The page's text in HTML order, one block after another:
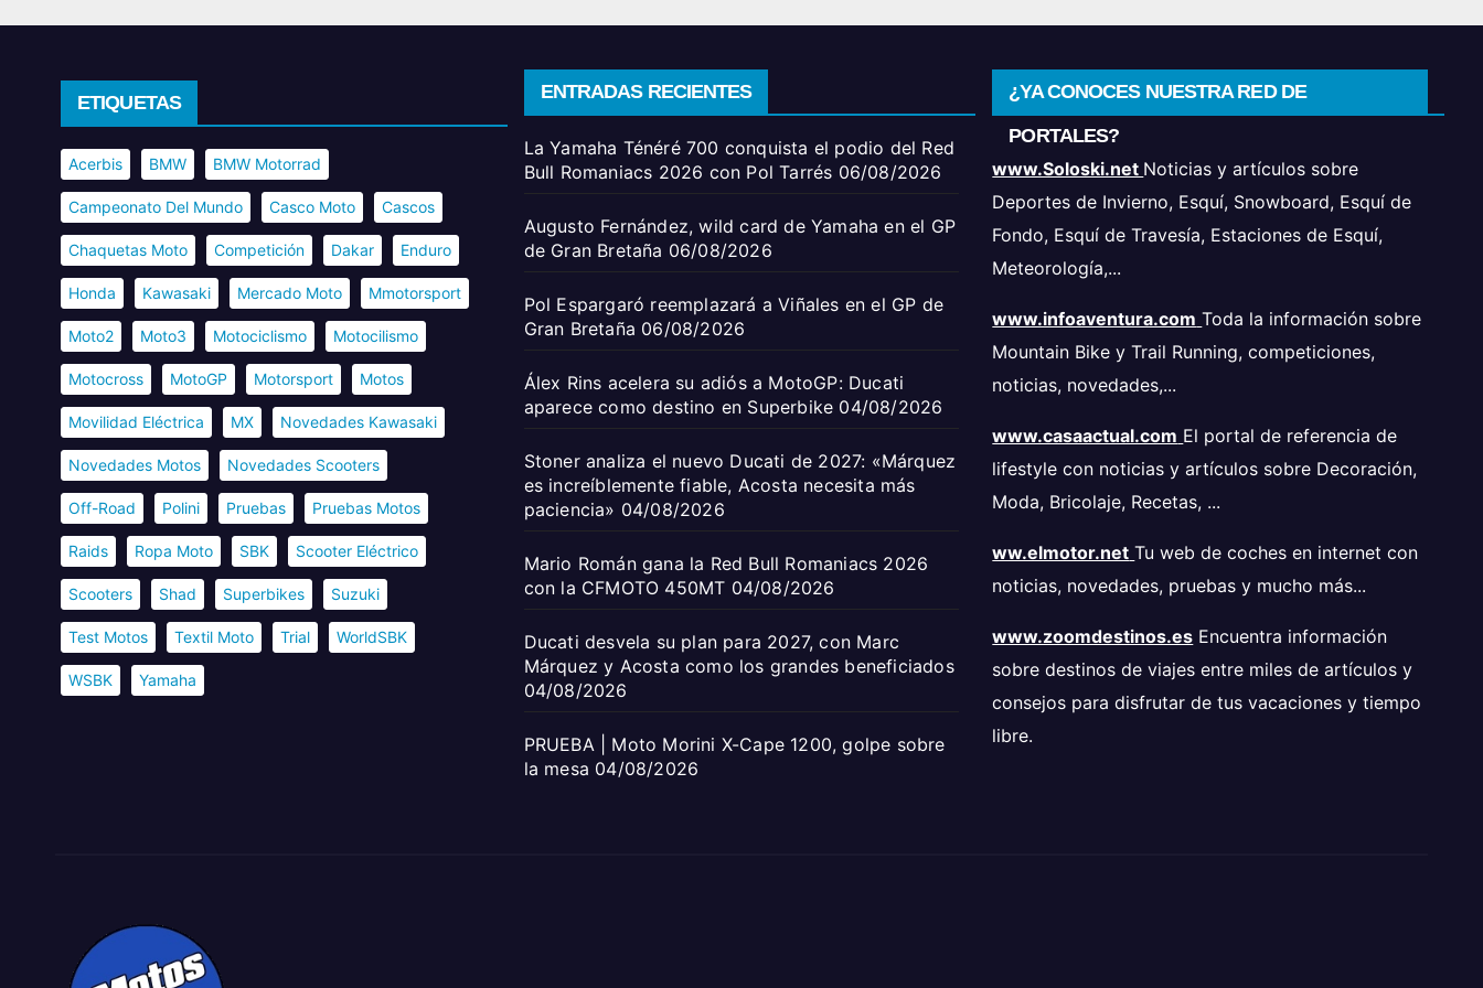
ETIQUETAS
Acerbis BMW BMW Motorrad
Campeonato Del Mundo Casco Moto Cascos
Chaquetas Moto Competición Dakar Enduro
Honda Kawasaki Mercado Moto Mmotorsport
Moto2 Moto3 Motociclismo Motocilismo
Motocross MotoGP Motorsport Motos
Movilidad Eléctrica MX Novedades Kawasaki
Novedades Motos Novedades Scooters
Off-Road Polini Pruebas Pruebas Motos
Raids Ropa Moto SBK Scooter Eléctrico
Scooters Shad Superbikes Suzuki
Test Motos Textil Moto Trial WorldSBK
WSBK Yamaha
ENTRADAS RECIENTES
La Yamaha Ténéré 700 conquista el podio del Red
Bull Romaniacs 2026 con Pol Tarrés 06/08/2026
Augusto Fernández, wild card de Yamaha en el GP
de Gran Bretaña 06/08/2026
Pol Espargaró reemplazará a Viñales en el GP de
Gran Bretaña 06/08/2026
Álex Rins acelera su adiós a MotoGP: Ducati
aparece como destino en Superbike 04/08/2026
Stoner analiza el nuevo Ducati de 2027: «Márquez
es increíblemente fiable, Acosta necesita más
paciencia» 04/08/2026
Mario Román gana la Red Bull Romaniacs 2026
con la CFMOTO 450MT 04/08/2026
Ducati desvela su plan para 2027, con Marc
Márquez y Acosta como los grandes beneficiados
04/08/2026
PRUEBA | Moto Morini X-Cape 1200, golpe sobre
la mesa 04/08/2026
¿YA CONOCES NUESTRA RED DE
PORTALES?
www.Soloski.net Noticias y artículos sobre
Deportes de Invierno, Esquí, Snowboard, Esquí de
Fondo, Esquí de Travesía, Estaciones de Esquí,
Meteorología,...
www.infoaventura.com Toda la información sobre
Mountain Bike y Trail Running, competiciones,
noticias, novedades,...
www.casaactual.com El portal de referencia de
lifestyle con noticias y artículos sobre Decoración,
Moda, Bricolaje, Recetas, ...
ww.elmotor.net Tu web de coches en internet con
noticias, novedades, pruebas y mucho más...
www.zoomdestinos.es Encuentra información
sobre destinos de viajes entre miles de artículos y
consejos para disfrutar de tus vacaciones y tiempo
libre.